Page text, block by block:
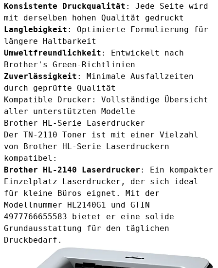
Konsistente Druckqualität : Jede Seite wird
mit derselben hohen Qualität gedruckt
Langlebigkeit : Optimierte Formulierung für
längere Haltbarkeit
Umweltfreundlichkeit : Entwickelt nach
Brother's Green-Richtlinien
Zuverlässigkeit : Minimale Ausfallzeiten
durch geprüfte Qualität
Kompatible Drucker: Vollständige Übersicht
aller unterstützten Modelle
Brother HL-Serie Laserdrucker
Der TN-2110 Toner ist mit einer Vielzahl
von Brother HL-Serie Laserdruckern
kompatibel:
Brother HL-2140 Laserdrucker : Ein kompakter
Einzelplatz-Laserdrucker, der sich ideal
für kleine Büros eignet. Mit der
Modellnummer HL2140G1 und GTIN
4977766655583 bietet er eine solide
Grundausstattung für den täglichen
Druckbedarf.